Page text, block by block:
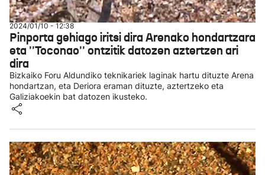
2024/01/10 - 12:38
Pinporta gehiago iritsi dira Arenako hondartzara
eta ''Toconao'' ontzitik datozen aztertzen ari
dira
Bizkaiko Foru Aldundiko teknikariek laginak hartu dituzte Arena
hondartzan, eta Deriora eraman dituzte, aztertzeko eta
Galiziakoekin bat datozen ikusteko.